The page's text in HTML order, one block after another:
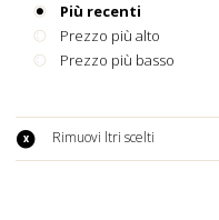
Più recenti
Prezzo più alto
Prezzo più basso
Rimuovi filtri scelti